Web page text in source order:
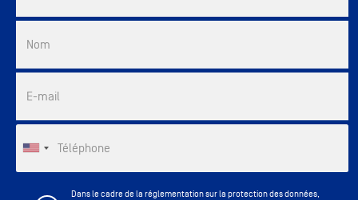
Nom
E-mail
Téléphone
Dans le cadre de la réglementation sur la protection des données,